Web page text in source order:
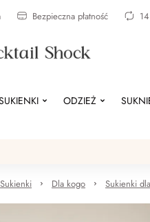
Bezpieczna płatność
ODZIEŻ
Sukienki Dla kogo Sukienki